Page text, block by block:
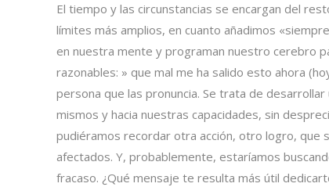
El tiempo y las circunstancias se encargan del
límites más amplios, en cuanto añadimos
en nuestra mente y programan nuestro cerebro
razonables: » que mal me ha salido esto ahora
persona que las pronuncia. Se trata de
mismos y hacia nuestras capacidades, sin
pudiéramos recordar otra acción, otro logro, que
afectados. Y, probablemente, estaríamos
fracaso. ¿Qué mensaje te resulta más útil